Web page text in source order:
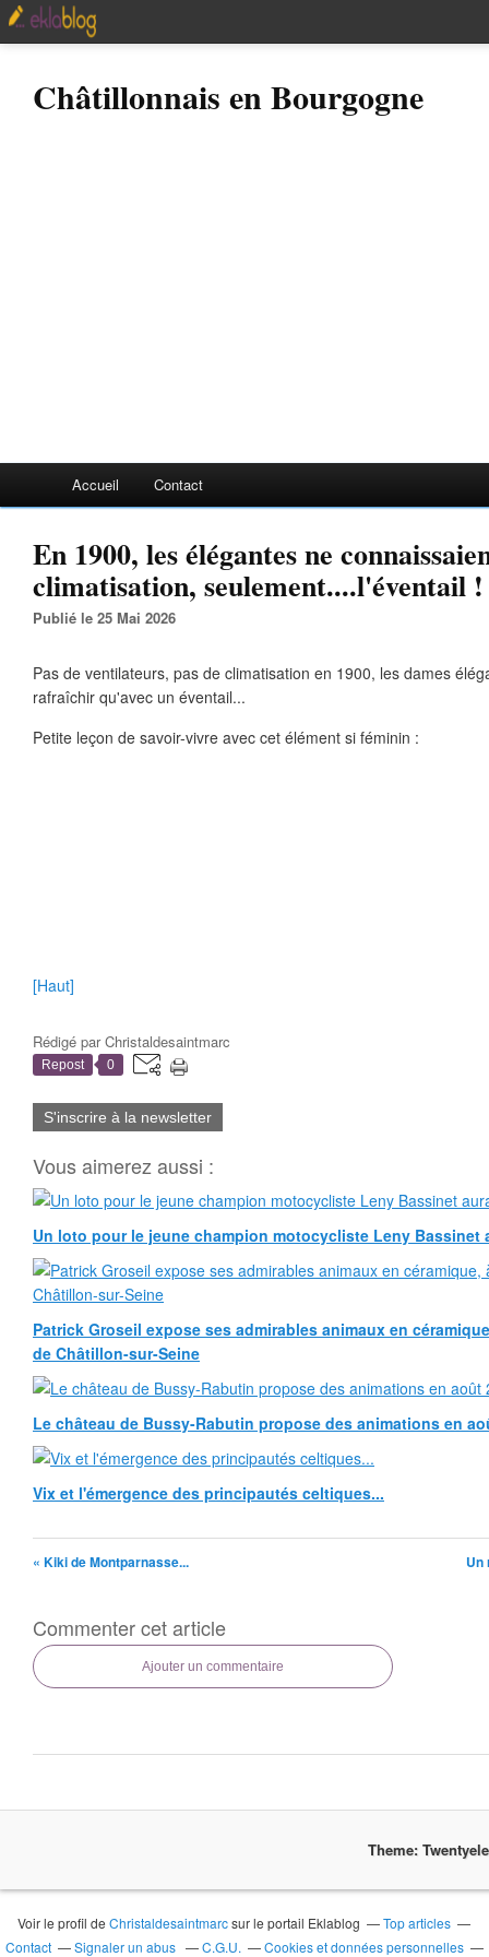
Châtillonnais en Bourgogne
Accueil Contact
En 1900, les élégantes ne
climatisation, seulement....l'éventail !
Publié le 25 Mai 2026
Pas de ventilateurs, pas de climatisation en 1900, les dames
rafraîchir qu'avec un éventail...
Petite leçon de savoir-vivre avec cet élément si féminin :
[Haut]
Rédigé parChristaldesaintmarc
Repost 0
S'inscrire à la newsletter
Vous aimerez aussi :
Un loto pour le jeune champion motocycliste Leny Bassinet
Patrick Groseil expose ses admirables animaux en
de Châtillon-sur-Seine
Le château de Bussy-Rabutin propose des animations en
Vix et l'émergence des principautés celtiques...
« Kiki de Montparnasse... Un
Commenter cet article
Ajouter un commentaire
Theme:
Voir le profil deChristaldesaintmarcsur le portail Eklablog
Top articles
Contact
Signaler un abus C.G.U. Cookies et données personnelles